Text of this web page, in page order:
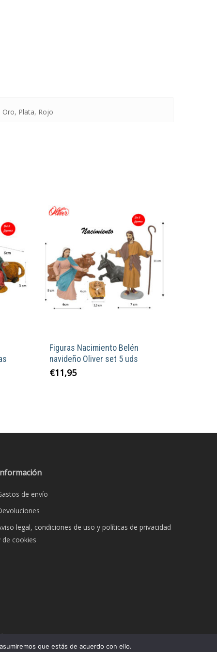
Oro, Plata, Rojo
Figuras Nacimiento Belén
navideño Oliver set 5 uds
€11,95
de envío
legal, condiciones de uso y políticas de privacidad
de cookies
que estás de acuerdo con ello.